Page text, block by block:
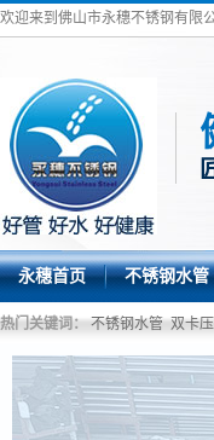
欢迎来到佛山市永穗不锈钢有限
永穗首页 不锈钢水管
热门关键词： 不锈钢水管 双卡